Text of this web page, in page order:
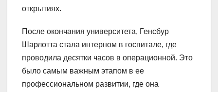
открытиях.
После окончания университета, Генсбур
Шарлотта стала интерном в госпитале, где
проводила десятки часов в операционной. Это
было самым важным этапом в ее
профессиональном развитии, где она